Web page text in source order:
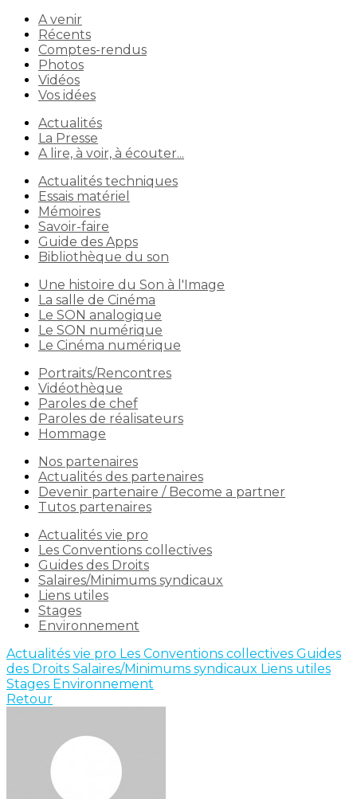
A venir
Récents
Comptes-rendus
Photos
Vidéos
Vos idées
Actualités
La Presse
A lire, à voir, à écouter...
Actualités techniques
Essais matériel
Mémoires
Savoir-faire
Guide des Apps
Bibliothèque du son
Une histoire du Son à l'Image
La salle de Cinéma
Le SON analogique
Le SON numérique
Le Cinéma numérique
Portraits/Rencontres
Vidéothèque
Paroles de chef
Paroles de réalisateurs
Hommage
Nos partenaires
Actualités des partenaires
Devenir partenaire / Become a partner
Tutos partenaires
Actualités vie pro
Les Conventions collectives
Guides des Droits
Salaires/Minimums syndicaux
Liens utiles
Stages
Environnement
Actualités vie pro Les Conventions collectives Guides
des Droits Salaires/Minimums syndicaux Liens utiles
Stages Environnement
Retour